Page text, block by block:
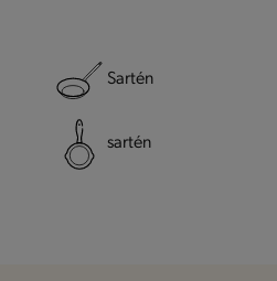
Sartén
sartén